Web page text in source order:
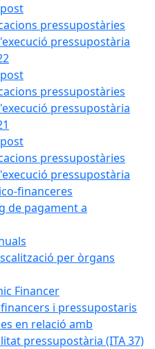
pressupostàries
pressupostària
pressupostàries
pressupostària
pressupostàries
pressupostària
financeres
de pagament a
per òrgans
Financer
i pressupostaris
en relació amb
pressupostària (ITA 37)